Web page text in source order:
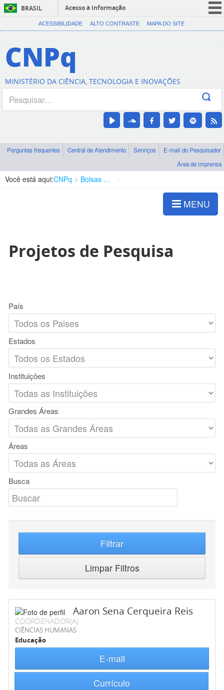
BRASIL
Acesso à informação
CORONAVÍRUS (COVID-19)
Canais
ACESSIBILIDADE ALTO CONTRASTE MAPA DO SITE
CNPq
MINISTÉRIO DA CIÊNCIA, TECNOLOGIA E INOVAÇÕES
Perguntas frequentes Central de Atendimento Serviços
E-mail do Pesquisador
Área de imprensa
Você está aqui:CNPq Bolsas e Auxílios Vigentes
MENU
Projetos de Pesquisa
País
Estados
Instituições
Grandes Áreas
Áreas
Busca
Filtrar
Limpar Filtros
Aaron Sena Cerqueira Reis
COORDENADOR(A)
CIÊNCIAS HUMANAS
Educação
E-mail
Currículo